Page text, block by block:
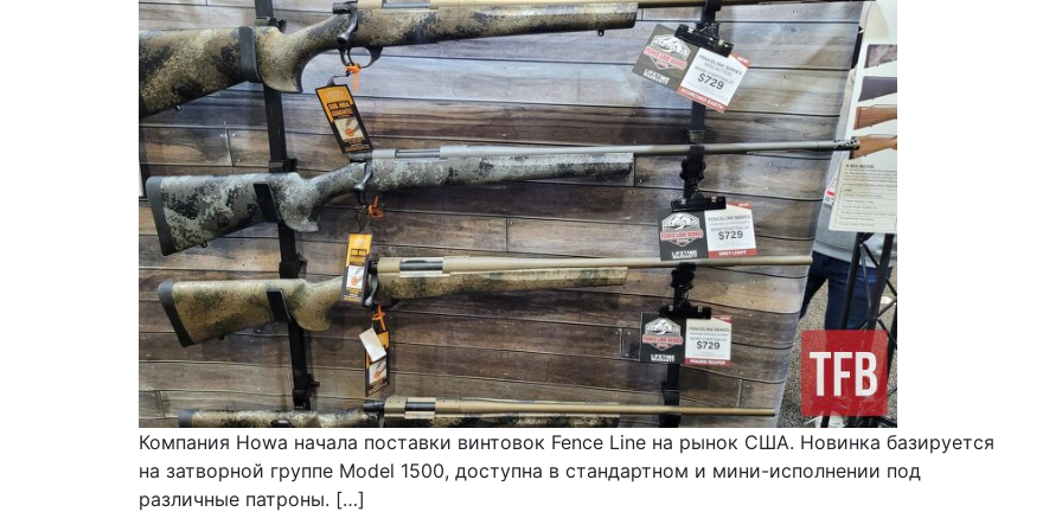
Компания Howa начала поставки винтовок Fence Line на рынок США. Новинка базируется
на затворной группе Model 1500, доступна в стандартном и мини-исполнении под
различные патроны. […]